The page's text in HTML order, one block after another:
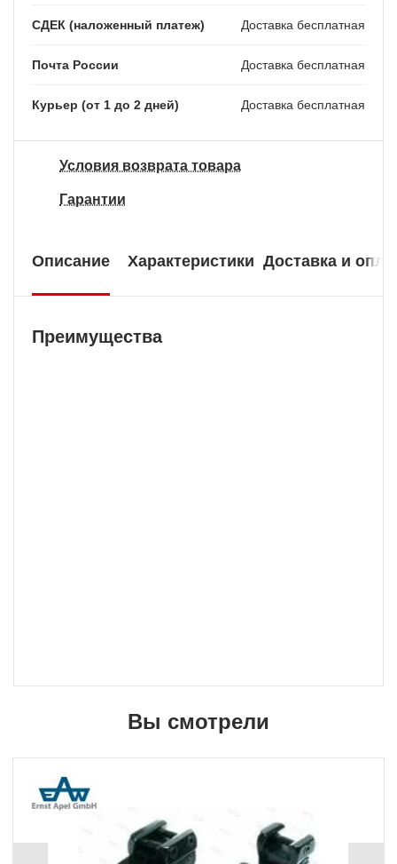
СДЕК (наложенный платеж) Доставка бесплатная
Почта России Доставка бесплатная
Курьер (от 1 до 2 дней) Доставка бесплатная
Условия возврата товара
Гарантии
Описание Характеристики Доставка и
Преимущества
Вы смотрели